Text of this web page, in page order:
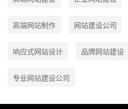
高端网站制作 网站建设公司
响应式网站设计 品牌网站建设
专业网站建设公司